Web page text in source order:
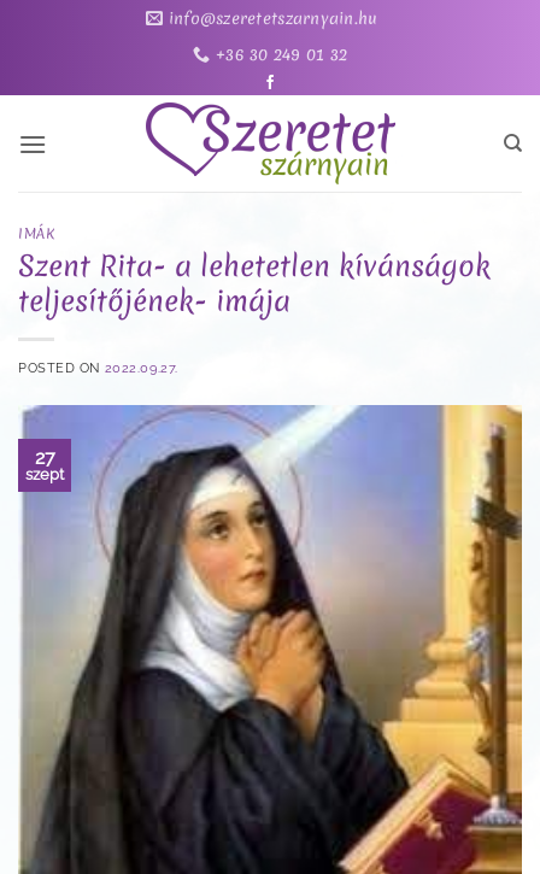
info@szeretetszarnyain.hu
+36 30 249 01 32
IMÁK
Szent Rita- a lehetetlen kívánságok
teljesítőjének- imája
POSTED ON 2022.09.27.
27
szept